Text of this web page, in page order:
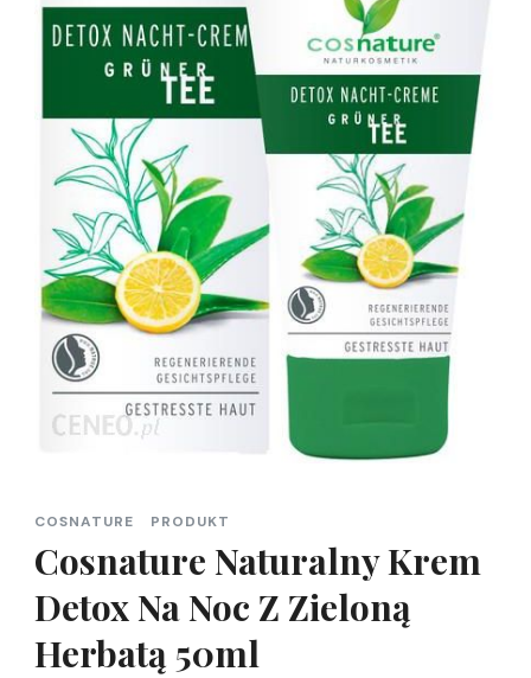
COSNATURE PRODUKT
Cosnature Naturalny Krem
Detox Na Noc Z Zieloną
Herbatą 50ml